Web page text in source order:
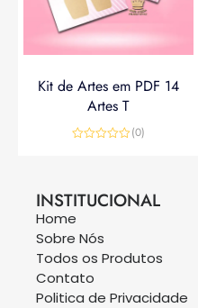
Kit de Artes em PDF 14
Artes T
(0)
INSTITUCIONAL
Home
Sobre Nós
Todos os Produtos
Contato
Politica de Privacidade